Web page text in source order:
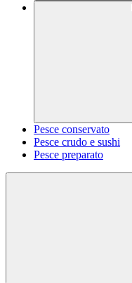
Pesce conservato
Pesce crudo e sushi
Pesce preparato